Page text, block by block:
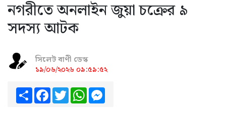
নগরীতে অনলাইন জুয়া চক্রের ৯
সদস্য আটক
সিলেট বাণী ডেস্ক
১৯/০৬/২০২৬ ০৯:৫৯:৫২
ShareFacebook
TwitterWhatsApp